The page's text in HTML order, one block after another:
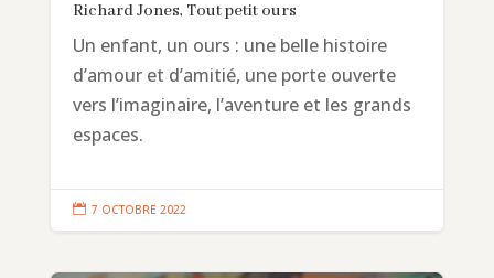
Richard Jones, Tout petit ours
Un enfant, un ours : une belle histoire
d’amour et d’amitié, une porte ouverte
vers l’imaginaire, l’aventure et les grands
espaces.
 7 OCTOBRE 2022